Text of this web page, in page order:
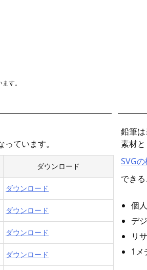
す。
ています。
ダウンロード
ダウンロード
ダウンロード
ダウンロード
ダウンロード
鉛筆は
素材
SVG
できる
個
デ
リ
1メ